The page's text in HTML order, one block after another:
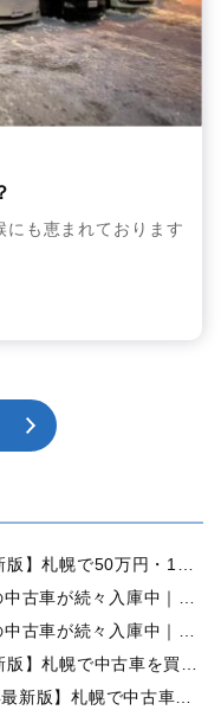
も恵まれております